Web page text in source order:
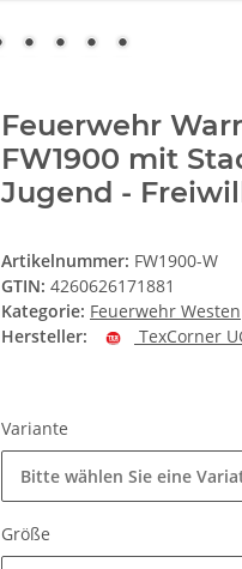
Feuerwehr
FW1900 mit
Jugend -
Artikelnummer: FW1900-W
GTIN: 4260626171881
Kategorie: Feuerwehr Westen
Hersteller:
TexCorner
Variante
Bitte wählen Sie eine
Größe